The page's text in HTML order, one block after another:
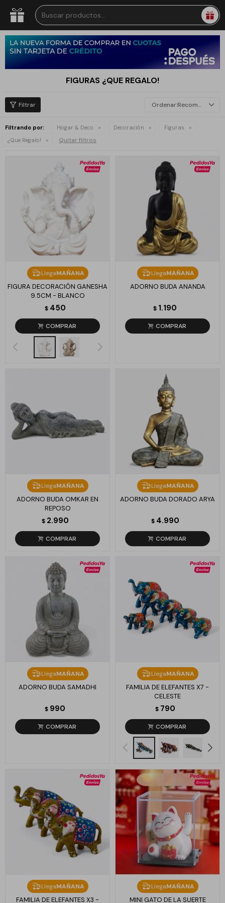
FIGURAS ¿QUE REGALO!
Recomendados
Filtrando por: Hogar & Deco Decoración
Figuras
¿Que Regalo!
Quitar filtros
LlegaMAÑANA
FIGURA DECORACIÓN GANESHA
9.5CM - BLANCO
$ 450
LlegaMAÑANA
ADORNO BUDA ANANDA
$ 1.190
LlegaMAÑANA
ADORNO BUDA OMKAR EN
REPOSO
$ 2.990
LlegaMAÑANA
ADORNO BUDA DORADO ARYA
$ 4.990
LlegaMAÑANA
ADORNO BUDA SAMADHI
$ 990
LlegaMAÑANA
FAMILIA DE ELEFANTES X7 -
CELESTE
$ 790
LlegaMAÑANA
FAMILIA DE ELEFANTES X3 -
LlegaMAÑANA
MINI GATO DE LA SUERTE